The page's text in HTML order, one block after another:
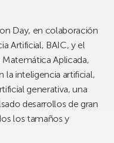
Day, en colaboración
Artificial, BAIC, y el
Aplicada,
la inteligencia artificial,
generativa, una
desarrollos de gran
los tamaños y